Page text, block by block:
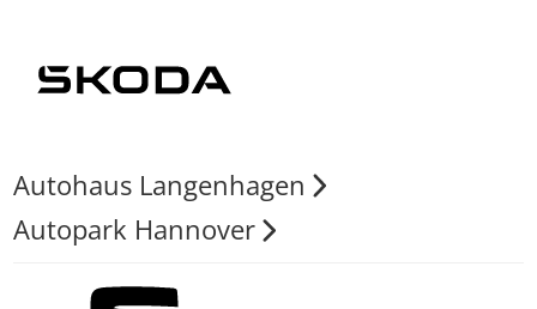
Autohaus Langenhagen
Autopark Hannover